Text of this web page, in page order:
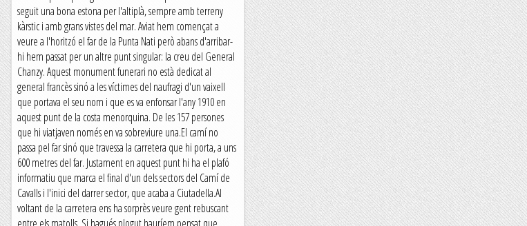
seguit una bona estona per l'altiplà, sempre amb terreny
kàrstic i amb grans vistes del mar. Aviat hem començat a
veure a l'horitzó el far de la Punta Nati però abans d'arribar-
hi hem passat per un altre punt singular: la creu del General
Chanzy. Aquest monument funerari no està dedicat al
general francès sinó a les víctimes del naufragi d'un vaixell
que portava el seu nom i que es va enfonsar l'any 1910 en
aquest punt de la costa menorquina. De les 157 persones
que hi viatjaven només en va sobreviure una.El camí no
passa pel far sinó que travessa la carretera que hi porta, a uns
600 metres del far. Justament en aquest punt hi ha el plafó
informatiu que marca el final d'un dels sectors del Camí de
Cavalls i l'inici del darrer sector, que acaba a Ciutadella.Al
voltant de la carretera ens ha sorprès veure gent rebuscant